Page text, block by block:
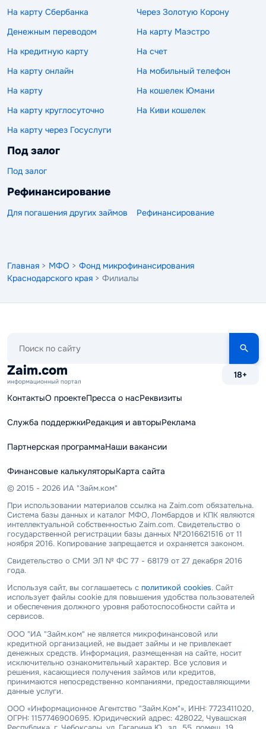
На карту Сбербанка
Через Золотую Корону
Денежным переводом
На карту Маэстро
На кредитную карту
На счет
На карту онлайн
На мобильный телефон
На карту
На кошелек Юмани
На карту круглосуточно
На Киви кошелек
На карту через Госуслуги
Под залог
Под залог
Рефинансирование
Для погашения других займов Рефинансирование
Главная > МФО > Фонд микрофинансирования
Краснодарского края > Филиалы
сайту
Zaim.com
информационный портал
18+
КонтактыО проектеПресса о насРеквизиты
Служба поддержкиРедакция и авторыРеклама
Партнерская программаНаши вакансии
Финансовые калькуляторыКарта сайта
© 2015 - 2026 ИА "Займ.ком"
При использовании материалов ссылка на Zaim.com обязательна.
Система базы данных и каталог МФО, Ломбардов и КПК являются
интеллектуальной собственностью Zaim.com. Свидетельство о
государственной регистрации базы данных №2016621516 от 11
ноября 2016. Копирование запрещается и охраняется законом.
Свидетельство о СМИ ЭЛ № ФС 77 - 68179 от 27 декабря 2016
года.
Используя сайт, вы соглашаетесь с политикой cookies. Сайт
использует файлы cookie для повышения удобства пользователей
и обеспечения должного уровня работоспособности сайта и
сервисов.
ООО "ИА "Займ.ком" не является микрофинансовой или
кредитной организацией, не выдает займы и не привлекает
денежных средств. Информация, размещенная на сайте, носит
исключительно ознакомительный характер. Все условия и
решения, касающиеся получения займов или кредитов,
принимаются непосредственно компаниями, предоставляющими
данные услуги.
ООО «Информационное Агентство "Займ.Ком"», ИНН: 7723411020,
ОГРН: 1157746900695. Юридический адрес: 428022, Чувашская